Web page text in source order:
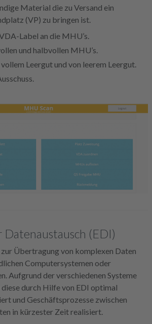
Material die zu Versand ein
(VP) zu bringen ist.
Label an die MHU’s.
und halbvollen MHU’s.
Leergut und von leerem Leergut.
Datenaustausch (EDI)
Übertragung von komplexen Daten
Computersystemen oder
Aufgrund der verschiedenen Systeme
durch Hilfe von EDI optimal
und Geschäftsprozesse zwischen
in kürzester Zeit realisiert.